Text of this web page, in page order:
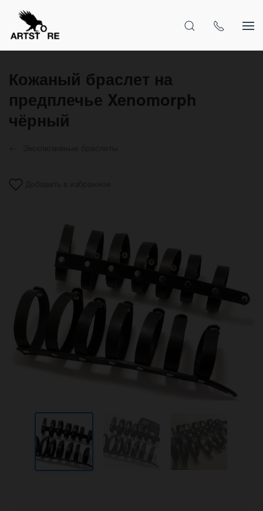
Кожаный браслет на
предплечье Xenomorph
чёрный